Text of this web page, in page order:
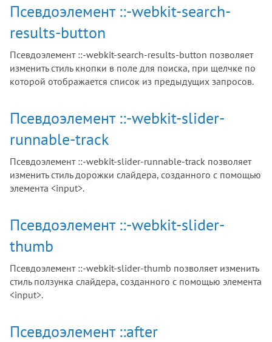
Псевдоэлемент ::-webkit-search-
results-button
Псевдоэлемент ::-webkit-search-results-button позволяет
изменить стиль кнопки в поле для поиска, при щелчке по
которой отображается список из предыдущих запросов.
Псевдоэлемент ::-webkit-slider-
runnable-track
Псевдоэлемент ::-webkit-slider-runnable-track позволяет
изменить стиль дорожки слайдера, созданного с помощью
элемента <input>.
Псевдоэлемент ::-webkit-slider-
thumb
Псевдоэлемент ::-webkit-slider-thumb позволяет изменить
стиль ползунка слайдера, созданного с помощью элемента
<input>.
Псевдоэлемент ::after